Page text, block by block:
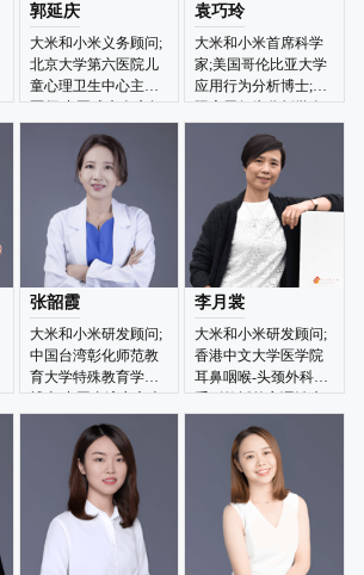
郭延庆
大米和小米义务顾问;
北京大学第六医院儿
童心理卫生中心主任
员会主任委员
袁巧玲
大米和小米首席科学
家;美国哥伦比亚大学
应用行为分析博士;国
张韶霞
大米和小米研发顾问;
中国台湾彰化师范教
育大学特殊教育学系
博士;中国台湾义守大
学作业治疗学系教授
李月裳
大米和小米研发顾问;
香港中文大学医学院
耳鼻咽喉-头颈外科学
系副教授兼言语治疗
科主管;香港中文大学
人类传意科学研究所
助理所长